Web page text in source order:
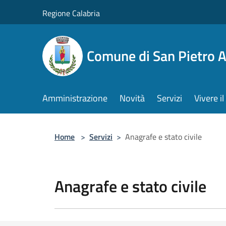
Regione Calabria
Comune di San Pietro
Amministrazione Novità Servizi Vivere
Home > Servizi > Anagrafe e stato civile
Anagrafe e stato civile